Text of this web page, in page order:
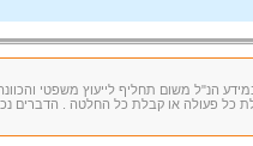
הנ"ל משום תחליף לייעוץ משפטי
כל פעולה או קבלת כל החלטה . הדברים